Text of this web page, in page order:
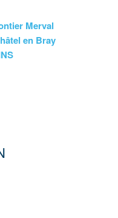
Merval
en Bray